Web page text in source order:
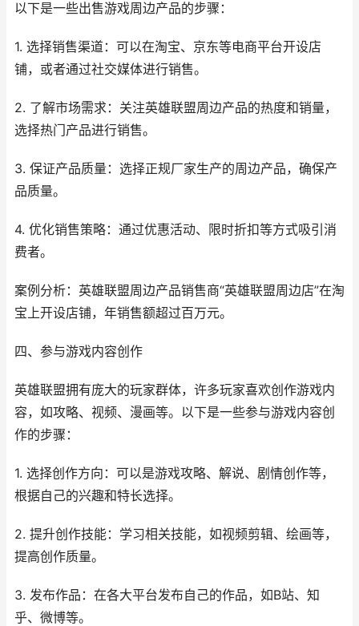
以下是一些出售游戏周边产品的步骤：
1. 选择销售渠道：可以在淘宝、京东等电商平台开设店
铺，或者通过社交媒体进行销售。
2. 了解市场需求：关注英雄联盟周边产品的热度和销量，
选择热门产品进行销售。
3. 保证产品质量：选择正规厂家生产的周边产品，确保产
品质量。
4. 优化销售策略：通过优惠活动、限时折扣等方式吸引消
费者。
案例分析：英雄联盟周边产品销售商“英雄联盟周边店”在淘
宝上开设店铺，年销售额超过百万元。
四、参与游戏内容创作
英雄联盟拥有庞大的玩家群体，许多玩家喜欢创作游戏内
容，如攻略、视频、漫画等。以下是一些参与游戏内容创
作的步骤：
1. 选择创作方向：可以是游戏攻略、解说、剧情创作等，
根据自己的兴趣和特长选择。
2. 提升创作技能：学习相关技能，如视频剪辑、绘画等，
提高创作质量。
3. 发布作品：在各大平台发布自己的作品，如B站、知
乎、微博等。